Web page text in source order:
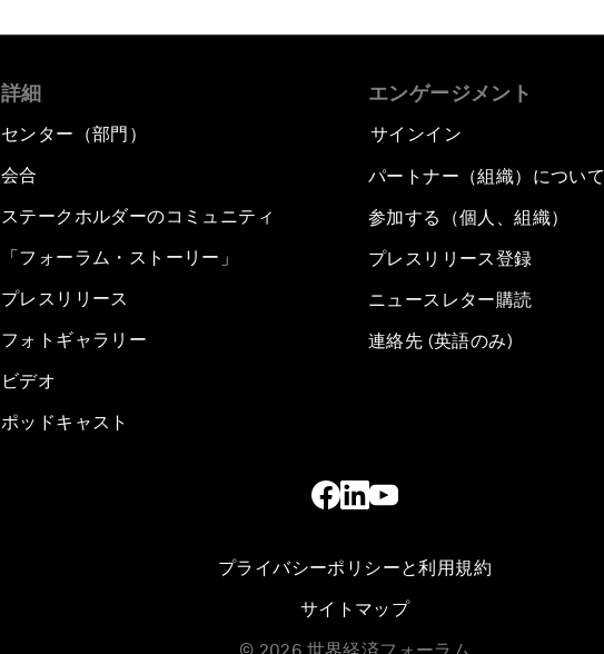
詳細
センター（部門）
会合
ステークホルダーのコミュニティ
「フォーラム・ストーリー」
プレスリリース
フォトギャラリー
ビデオ
ポッドキャスト
エンゲージメント
サインイン
パートナー（組織）について
参加する（個人、組織）
プレスリリース登録
ニュースレター購読
連絡先 (英語のみ)
プライバシーポリシーと利用規約
サイトマップ